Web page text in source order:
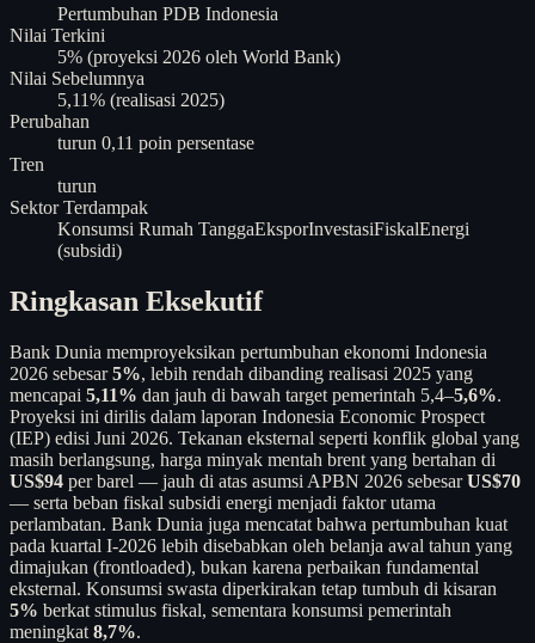
Pertumbuhan PDB Indonesia
Nilai Terkini
5% (proyeksi 2026 oleh World Bank)
Nilai Sebelumnya
5,11% (realisasi 2025)
Perubahan
turun 0,11 poin persentase
Tren
turun
Sektor Terdampak
Konsumsi Rumah TanggaEksporInvestasiFiskalEnergi
(subsidi)
Ringkasan Eksekutif
Bank Dunia memproyeksikan pertumbuhan ekonomi Indonesia
2026 sebesar5%, lebih rendah dibanding realisasi 2025 yang
mencapai 5,11% dan jauh di bawah target pemerintah 5,4–5,6%.
Proyeksi ini dirilis dalam laporan Indonesia Economic Prospect
(IEP) edisi Juni 2026. Tekanan eksternal seperti konflik global yang
masih berlangsung, harga minyak mentah brent yang bertahan di
US$94 per barel — jauh di atas asumsi APBN 2026 sebesarUS$70
— serta beban fiskal subsidi energi menjadi faktor utama
perlambatan. Bank Dunia juga mencatat bahwa pertumbuhan kuat
pada kuartal I-2026 lebih disebabkan oleh belanja awal tahun yang
dimajukan (frontloaded), bukan karena perbaikan fundamental
eksternal. Konsumsi swasta diperkirakan tetap tumbuh di kisaran
5% berkat stimulus fiskal, sementara konsumsi pemerintah
meningkat 8,7%.